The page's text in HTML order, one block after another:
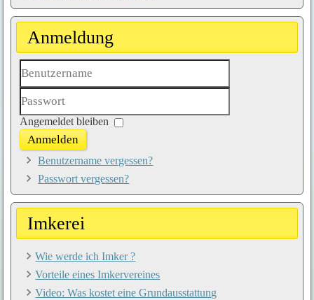
Anmeldung
Passwort
Angemeldet bleiben
Anmelden
Benutzername vergessen?
Passwort vergessen?
Imkerei
Wie werde ich Imker ?
Vorteile eines Imkervereines
Video: Was kostet eine Grundausstattung